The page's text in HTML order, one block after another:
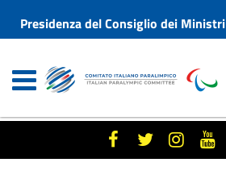
Presidenza del Consiglio dei Ministri